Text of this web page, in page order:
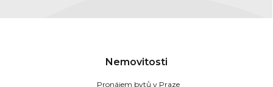
Nemovitosti
Pronájem bytů v Praze